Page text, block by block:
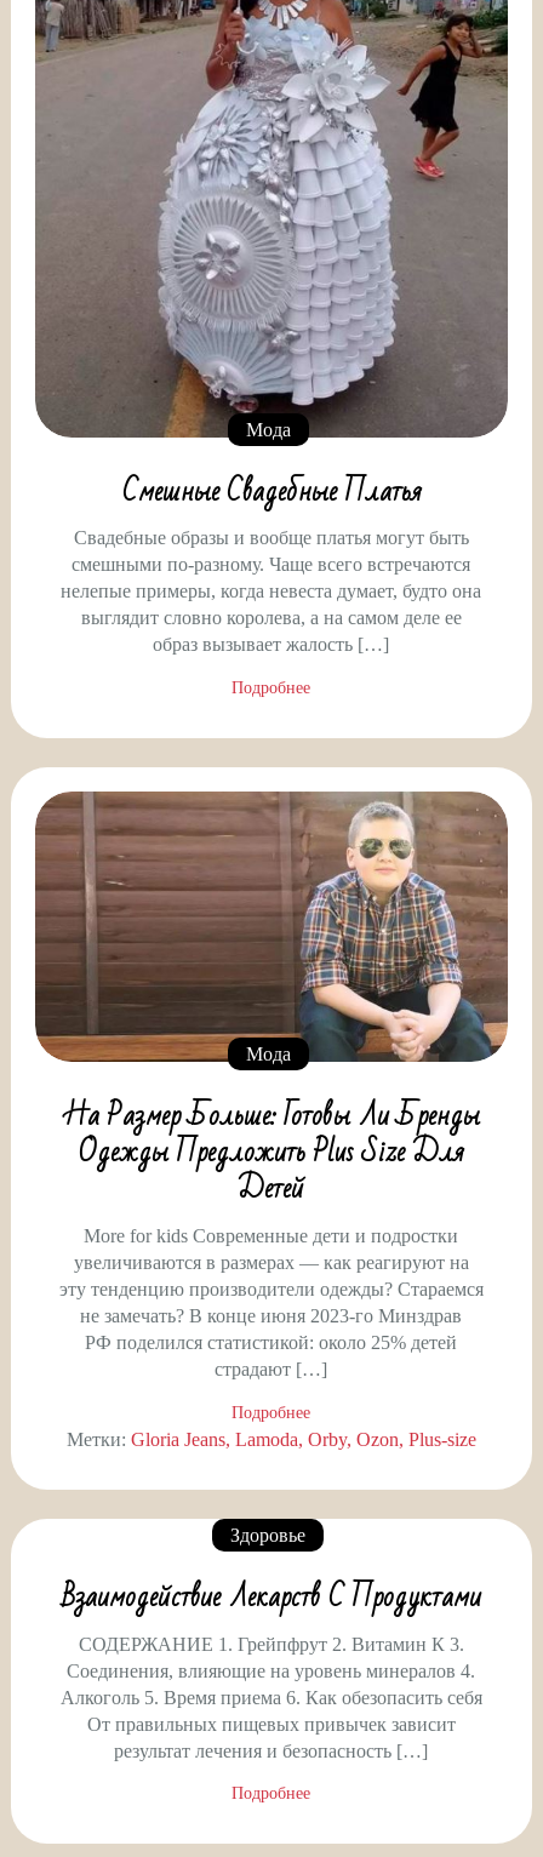
Мода
Смешные Свадебные Платья
Свадебные образы и вообще платья могут быть
смешными по-разному. Чаще всего встречаются
нелепые примеры, когда невеста думает, будто она
выглядит словно королева, а на самом деле ее
образ вызывает жалость […]
Подробнее
Мода
На Размер Больше: Готовы Ли Бренды
Одежды Предложить Plus Size Для
Детей
More for kids Современные дети и подростки
увеличиваются в размерах — как реагируют на
эту тенденцию производители одежды? Стараемся
не замечать? В конце июня 2023-го Минздрав
РФ поделился статистикой: около 25% детей
страдают […]
Подробнее
Метки: Gloria Jeans Lamoda Orby Ozon Plus-size
Здоровье
Взаимодействие Лекарств С Продуктами
СОДЕРЖАНИЕ 1. Грейпфрут 2. Витамин К 3.
Соединения, влияющие на уровень минералов 4.
Алкоголь 5. Время приема 6. Как обезопасить себя
От правильных пищевых привычек зависит
результат лечения и безопасность […]
Подробнее